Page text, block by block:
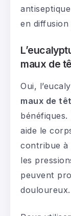
en
maux de
Oui,
maux de
bénéfiques.
aide le
contribue à
les
peuvent
douloureux.